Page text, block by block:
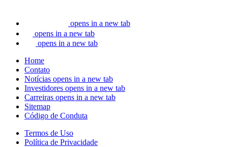
opens in a new tab
opens in a new tab
opens in a new tab
Home
Contato
Notícias opens in a new tab
Investidores opens in a new tab
Carreiras opens in a new tab
Sitemap
Código de Conduta
Termos de Uso
Política de Privacidade